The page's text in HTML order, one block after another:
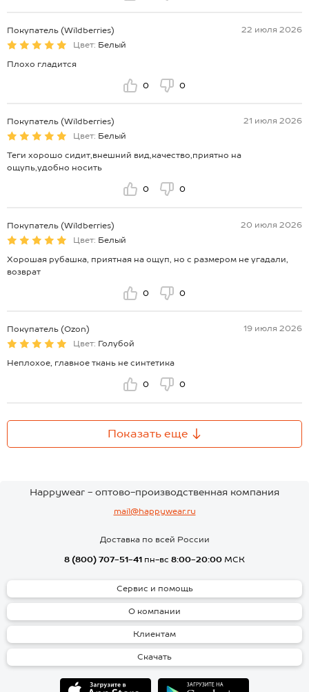
Покупатель (Wildberries)
22 июля 2026
Цвет: Белый
Плохо гладится
0 0
Покупатель (Wildberries)
21 июля 2026
Цвет: Белый
Теги хорошо сидит,внешний вид,качество,приятно на
ощупь,удобно носить
0 0
Покупатель (Wildberries)
20 июля 2026
Цвет: Белый
Хорошая рубашка, приятная на ощуп, но с размером не угадали,
возврат
0 0
Покупатель (Ozon)
19 июля 2026
Цвет: Голубой
Неплохое, главное ткань не синтетика
0 0
Показать еще
Happywear - оптово-производственная компания
mail@happywear.ru
Доставка по всей России
8 (800) 707-51-41 пн-вс 8:00-20:00 МСК
Сервис и помощь
О компании
Клиентам
Скачать